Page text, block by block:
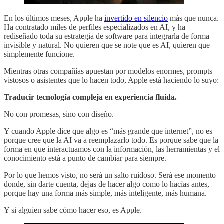
En los últimos meses, Apple ha invertido en silencio más que nunca.
Ha contratado miles de perfiles especializados en AI, y ha
rediseñado toda su estrategia de software para integrarla de forma
invisible y natural. No quieren que se note que es AI, quieren que
simplemente funcione.
Mientras otras compañías apuestan por modelos enormes, prompts
vistosos o asistentes que lo hacen todo, Apple está haciendo lo suyo:
Traducir tecnología compleja en experiencia fluida.
No con promesas, sino con diseño.
Y cuando Apple dice que algo es “más grande que internet”, no es
porque cree que la AI va a reemplazarlo todo. Es porque sabe que la
forma en que interactuamos con la información, las herramientas y el
conocimiento está a punto de cambiar para siempre.
Por lo que hemos visto, no será un salto ruidoso. Será ese momento
donde, sin darte cuenta, dejas de hacer algo como lo hacías antes,
porque hay una forma más simple, más inteligente, más humana.
Y si alguien sabe cómo hacer eso, es Apple.